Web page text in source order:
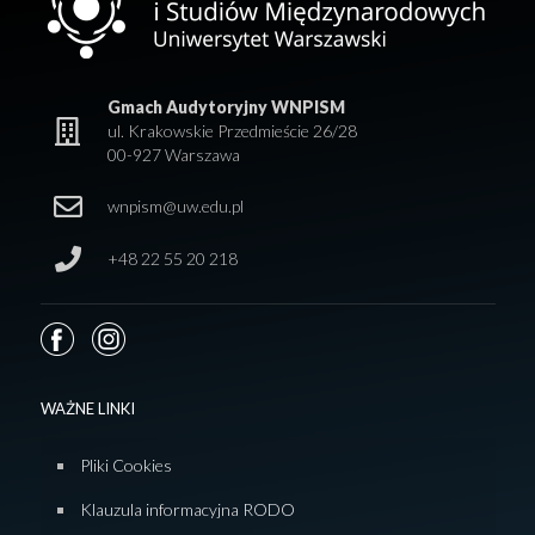
Gmach Audytoryjny WNPISM
ul. Krakowskie Przedmieście 26/28
00-927 Warszawa
wnpism@uw.edu.pl
+48 22 55 20 218
WAŻNE LINKI
Pliki Cookies
Klauzula informacyjna RODO